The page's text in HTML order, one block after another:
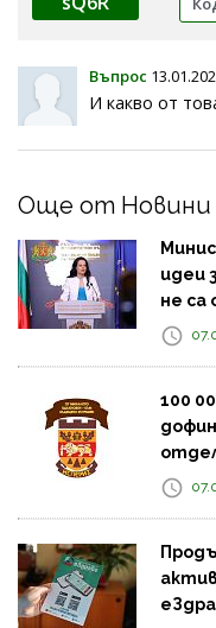
Въпрос
И какво от
Още от Новини
идеи
не са
100